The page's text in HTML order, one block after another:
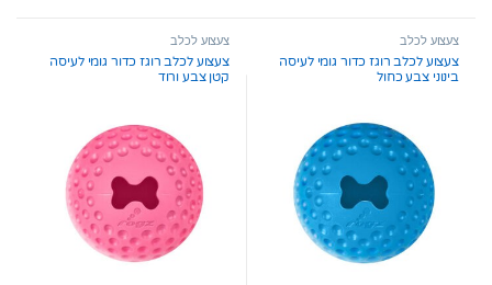
t
f
5
t
f
5
צעצוע לכלב
צעצוע לכלב רוגז כדור גומי לעיסה
בינוני צבע כחול
צעצוע לכלב
צעצוע לכלב רוגז כדור גומי לעיסה
קטן צבע ורוד